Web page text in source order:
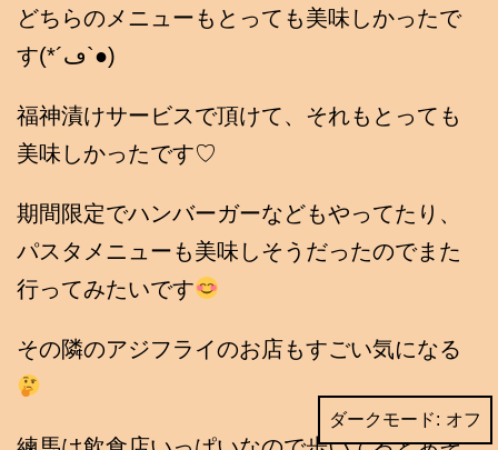
どちらのメニューもとっても美味しかったで
す(*´ڡ`●)
福神漬けサービスで頂けて、それもとっても
美味しかったです♡
期間限定でハンバーガーなどもやってたり、
パスタメニューも美味しそうだったのでまた
行ってみたいです
その隣のアジフライのお店もすごい気になる
ダークモード: